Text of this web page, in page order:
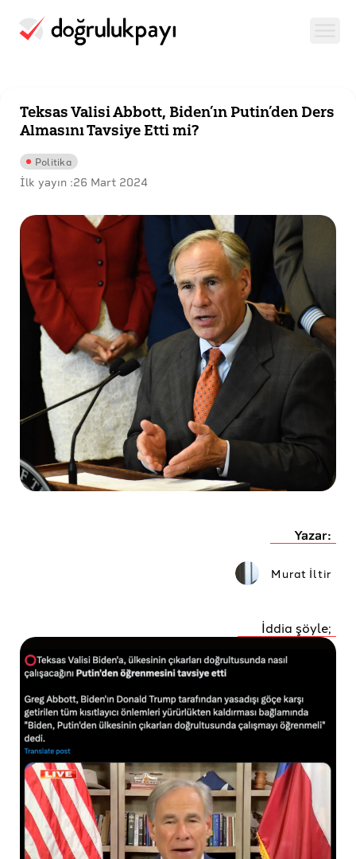
Teksas Valisi Abbott, Biden’ın Putin’den Ders
Almasını Tavsiye Etti mi?
Politika
İlk yayın :26 Mart 2024
Yazar:
Murat İltir
İddia şöyle;